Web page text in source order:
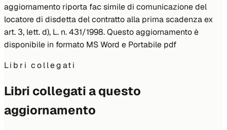
aggiornamento riporta fac simile di comunicazione del
locatore di disdetta del contratto alla prima scadenza ex
art. 3, lett. d), L. n. 431/1998. Questo aggiornamento è
disponibile in formato MS Word e Portabile pdf
Libri collegati
Libri collegati a questo
aggiornamento